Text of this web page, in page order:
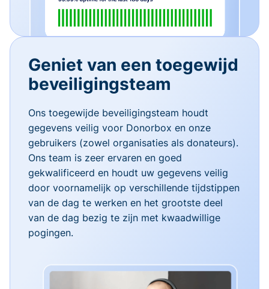
Geniet van een toegewijd
beveiligingsteam
Ons toegewijde beveiligingsteam houdt
gegevens veilig voor Donorbox en onze
gebruikers (zowel organisaties als donateurs).
Ons team is zeer ervaren en goed
gekwalificeerd en houdt uw gegevens veilig
door voornamelijk op verschillende tijdstippen
van de dag te werken en het grootste deel
van de dag bezig te zijn met kwaadwillige
pogingen.